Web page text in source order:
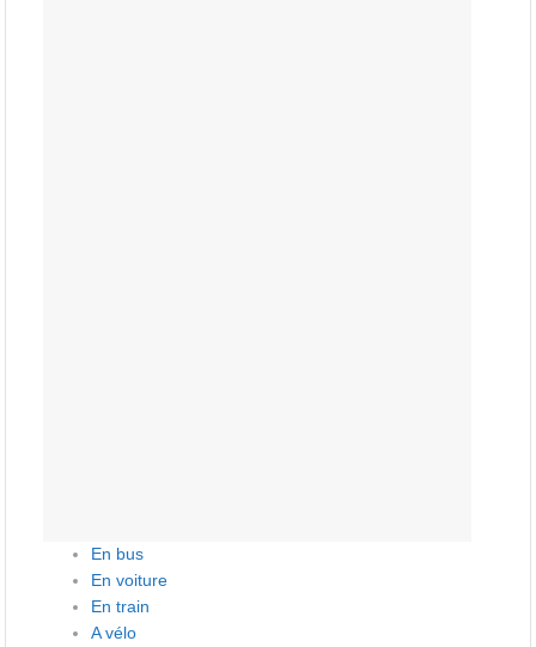
En bus
En voiture
En train
A vélo